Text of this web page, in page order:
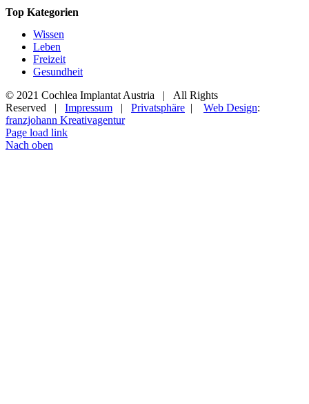
Top Kategorien
Wissen
Leben
Freizeit
Gesundheit
© 2021 Cochlea Implantat Austria | All Rights
Reserved | Impressum | Privatsphäre | Web Design:
franzjohann Kreativagentur
Page load link
Nach oben